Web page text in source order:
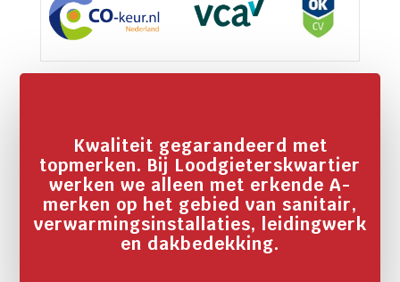
Kwaliteit gegarandeerd met
topmerken. Bij Loodgieterskwartier
werken we alleen met erkende A-
merken op het gebied van sanitair,
verwarmingsinstallaties, leidingwerk
en dakbedekking.